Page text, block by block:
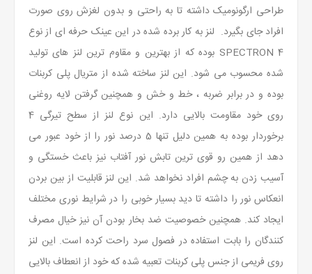
طراحی ارگونومیک داشته تا به راحتی و بدون لغزش روی صورت
افراد جای بگیرد. لنز به کار برده شده در این عینک حرفه ای از نوع
SPECTRON 4 بوده که از بهترین و مقاوم ترین لنز های تولید
شده محسوب می شود. این لنز ساخته شده از متریال پلی کربنات
بوده و در برابر ضربه ، خط و خش و همچنین گرفتن لایه روغنی
روی خود مقاومت بالایی دارد. این نوع لنز از سطح تیرگی 4
برخوردار بوده به همین دلیل تنها 5 درصد نور را از خود عبور می
دهد از همین رو قوی ترین تابش نور آفتاب نیز باعث خستگی و
آسیب زدن به چشم افراد نخواهد شد. این لنز قابلیت از بین بردن
انعکاس نور را داشته تا دید بسیار خوبی را در شرایط نوری مختلف
ایجاد کند. همچنین خصوصیت ضد بخار بودن آن نیز خیال مصرف
کنندگان را بابت استفاده در فصول سرد راحت کرده است. این لنز
روی فریمی از جنس پلی کربنات تعبیه شده که خود از انعطاف بالایی